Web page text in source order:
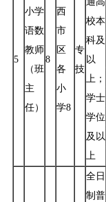
5
小学
语数
教师
（班
主
任）
8
西
市
区
各
小
学8
专
技
校本
科及
以
上；
学士
学位
及以
上
全日
制普